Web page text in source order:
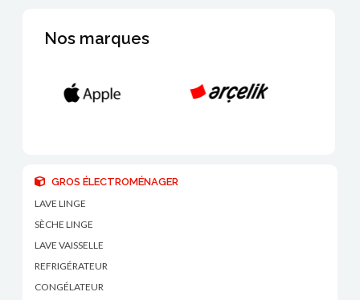
Nos marques
GROS ÉLECTROMÉNAGER
LAVE LINGE
SÈCHE LINGE
LAVE VAISSELLE
REFRIGÉRATEUR
CONGÉLATEUR